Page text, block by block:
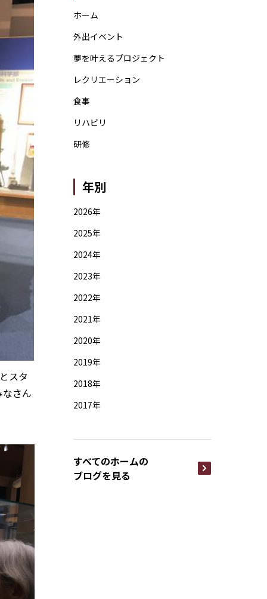
スタ
さん
ホーム
外出イベント
夢を叶えるプロジェクト
レクリエーション
食事
リハビリ
研修
年別
2026年
2025年
2024年
2023年
2022年
2021年
2020年
2019年
2018年
2017年
すべてのホームの
ブログを見る